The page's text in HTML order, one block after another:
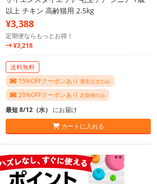
以上 チキン 高齢猫用 2.5kg
¥3,388
定期便ならもっとお得！
¥3,218
送料無料
15%OFFクーポンあり 通常注文のみ
20%OFFクーポンあり 定期便のみ
最短 8/12（水） にお届け
カートに入れる